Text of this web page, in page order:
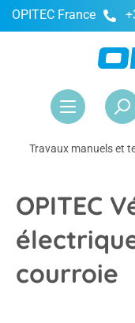
principal
OPITEC France
Travaux manuels et
OPITEC
courroie